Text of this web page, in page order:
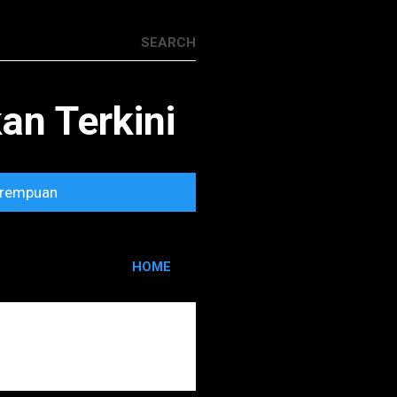
Terkini
HOME